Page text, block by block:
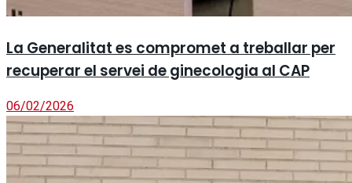
La Generalitat es compromet a treballar per
recuperar el servei de ginecologia al CAP
06/02/2026